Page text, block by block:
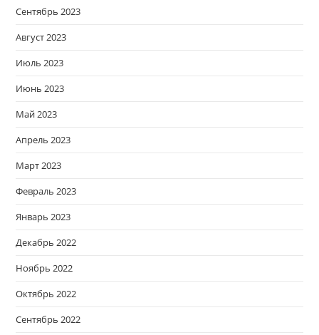
Сентябрь 2023
Август 2023
Июль 2023
Июнь 2023
Май 2023
Апрель 2023
Март 2023
Февраль 2023
Январь 2023
Декабрь 2022
Ноябрь 2022
Октябрь 2022
Сентябрь 2022